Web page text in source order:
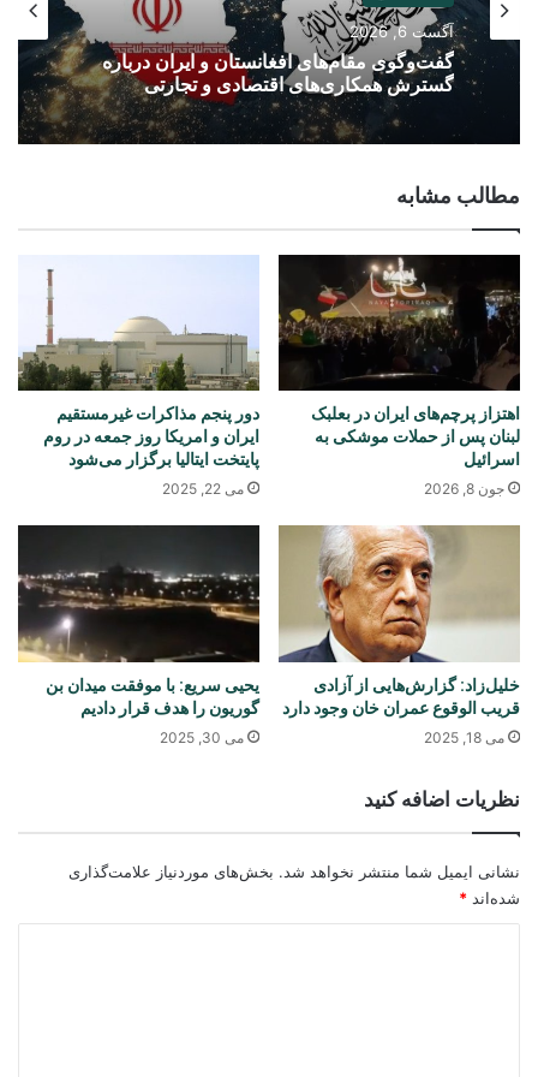
آگست 6, 2026
گفت‌وگوی مقام‌های افغانستان و ایران درباره
گسترش همکاری‌های اقتصادی و تجارتی
مطالب مشابه
اهتزاز پرچم‌های ایران در بعلبک
لبنان پس از حملات موشکی به
اسرائیل
جون 8, 2026
دور پنجم مذاکرات غیرمستقیم
ایران و امریکا روز جمعه در روم
پایتخت ایتالیا برگزار می‌شود
می 22, 2025
خلیل‌زاد: گزارش‌هایی از آزادی
قریب الوقوع عمران خان وجود دارد
می 18, 2025
یحیی سریع: با موفقت میدان‌ بن
گوریون را هدف قرار دادیم
می 30, 2025
نظریات اضافه کنید
نشانی ایمیل شما منتشر نخواهد شد. بخش‌های موردنیاز علامت‌گذاری
شده‌اند *